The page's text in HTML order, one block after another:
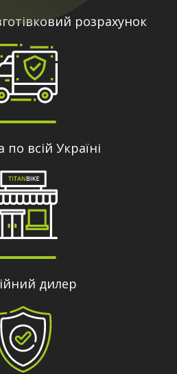
розрахунок
по всій Україні
дилер